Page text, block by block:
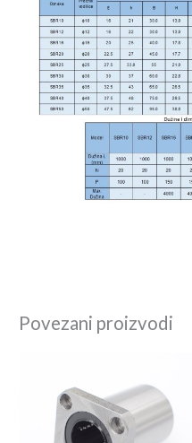
Povezani proizvodi